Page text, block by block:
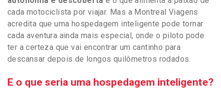
cada motociclista por viajar. Mas a Montreal Viagens
acredita que uma hospedagem inteligente pode tornar
cada aventura ainda mais especial, onde o piloto pode
ter a certeza que vai encontrar um cantinho para
descansar depois de longos quilômetros rodados.
E o que seria uma hospedagem inteligente?